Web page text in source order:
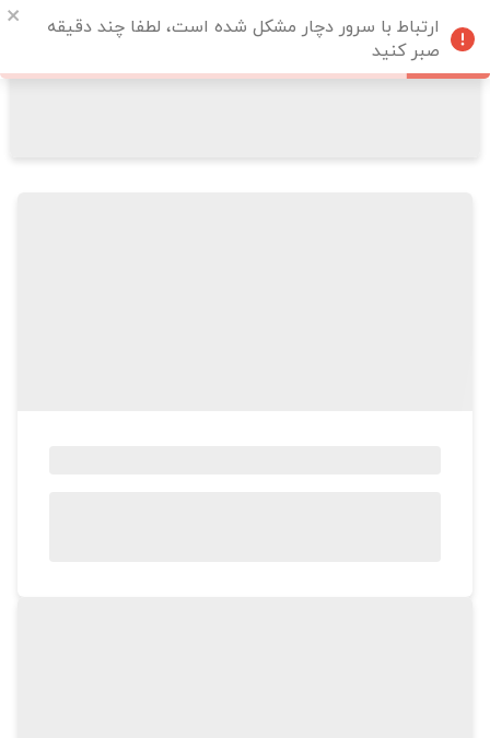
ارتباط با سرور دچار مشکل شده است، لطفا چند دقیقه
صبر کنید